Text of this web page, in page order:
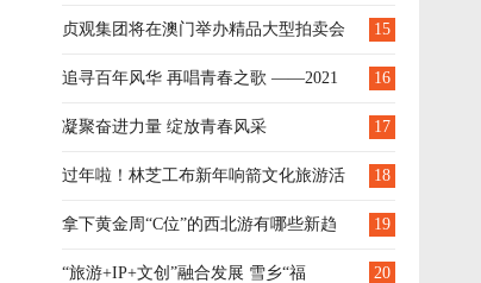
区上榜 15
贞观集团将在澳门举办精品大型拍卖会
16
追寻百年风华 再唱青春之歌 ——2021
年第十届“青春的海”中关村国际青年艺术季综
述
17
凝聚奋进力量 绽放青春风采
18
过年啦！林芝工布新年响箭文化旅游活
动热闹非凡！ 19
拿下黄金周“C位”的西北游有哪些新趋
势？腾讯在这场会上回答了 20
“旅游+IP+文创”融合发展 雪乡“福